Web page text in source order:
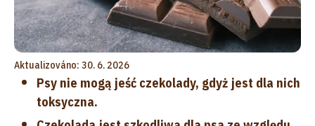
Aktualizováno: 30. 6. 2026
Psy nie mogą jeść czekolady, gdyż jest dla nich
toksyczna.